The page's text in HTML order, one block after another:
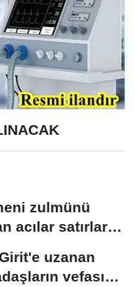
zulmünü
acılar satırlara
uzanan
vefası